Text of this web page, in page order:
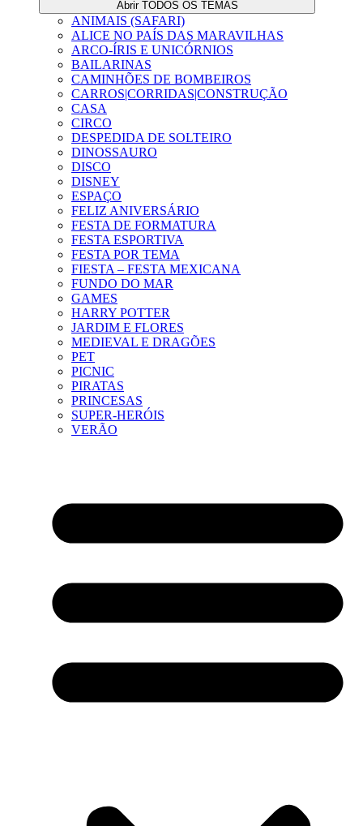
Abrir TODOS OS TEMAS
ANIMAIS (SAFARI)
ALICE NO PAÍS DAS MARAVILHAS
ARCO-ÍRIS E UNICÓRNIOS
BAILARINAS
CAMINHÕES DE BOMBEIROS
CARROS|CORRIDAS|CONSTRUÇÃO
CASA
CIRCO
DESPEDIDA DE SOLTEIRO
DINOSSAURO
DISCO
DISNEY
ESPAÇO
FELIZ ANIVERSÁRIO
FESTA DE FORMATURA
FESTA ESPORTIVA
FESTA POR TEMA
FIESTA – FESTA MEXICANA
FUNDO DO MAR
GAMES
HARRY POTTER
JARDIM E FLORES
MEDIEVAL E DRAGÕES
PET
PICNIC
PIRATAS
PRINCESAS
SUPER-HERÓIS
VERÃO